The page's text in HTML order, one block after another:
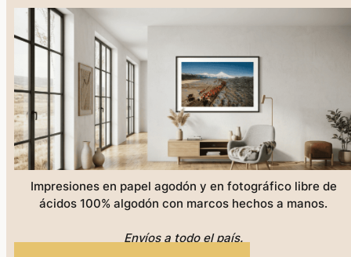
Impresiones en papel agodón y en fotográfico libre de
ácidos 100% algodón con marcos hechos a manos.
Envíos a todo el país.